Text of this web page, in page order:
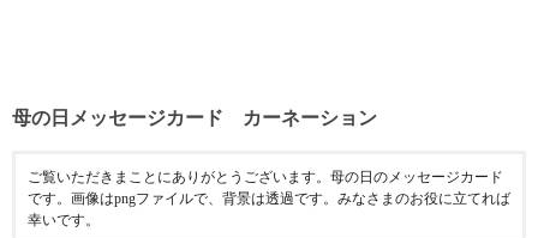
母の日メッセージカード カーネーション
ご覧いただきまことにありがとうございます。母の日のメッセージカード
です。画像はpngファイルで、背景は透過です。みなさまのお役に立てれば
幸いです。